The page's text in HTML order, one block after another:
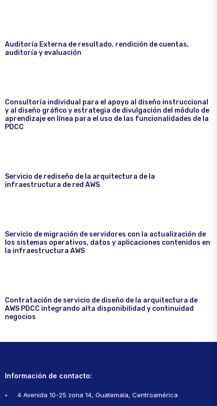
Auditoría Externa de resultado, rendición de cuentas,
auditoría y evaluación
Consultoría individual para el apoyo al diseño instruccional
y al diseño gráfico y estrategia de divulgación del módulo de
aprendizaje en línea para el uso de las funcionalidades de la
PDCC
Servicio de rediseño de la arquitectura de la
infraestructura de red AWS
Servicio de migración de servidores con la actualización de
los sistemas operativos, datos y aplicaciones contenidos en
la infraestructura AWS
Contratación de servicio de diseño de la arquitectura de
AWS PDCC integrando alta disponibilidad y continuidad
negocios
Información de contacto:
4 Avenida 10-25 zona 14, Guatemala, Centroamérica